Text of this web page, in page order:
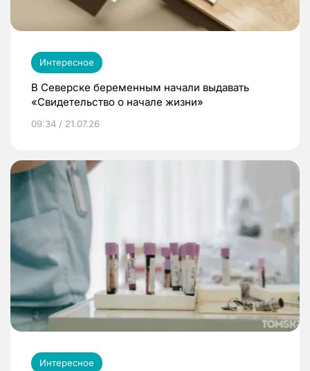
Интересное
В Северске беременным начали выдавать
«Свидетельство о начале жизни»
09:34 / 21.07.26
Интересное